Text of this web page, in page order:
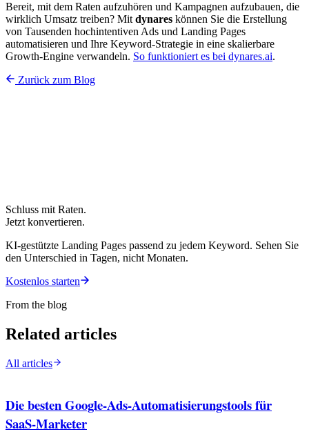
Bereit, mit dem Raten aufzuhören und Kampagnen aufzubauen, die
wirklich Umsatz treiben? Mit dynares können Sie die Erstellung
von Tausenden hochintentiven Ads und Landing Pages
automatisieren und Ihre Keyword-Strategie in eine skalierbare
Growth-Engine verwandeln. So funktioniert es bei dynares.ai.
Zurück zum Blog
Schluss mit Raten.
Jetzt konvertieren.
KI-gestützte Landing Pages passend zu jedem Keyword. Sehen Sie
den Unterschied in Tagen, nicht Monaten.
Kostenlos starten
From the blog
Related articles
All articles
Die besten Google-Ads-Automatisierungstools für
SaaS-Marketer